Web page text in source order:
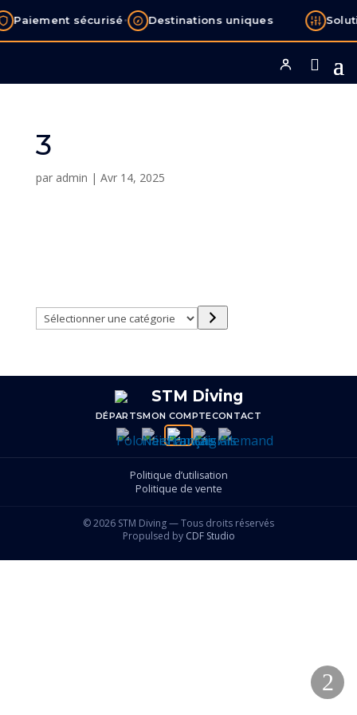
Paiement sécurisé• Destinations uniques
3
par admin | Avr 14, 2025
Sélectionner
DÉPARTSMON COMPTECONTACT
Politique d’utilisation
Politique de vente
© 2026 STM Diving — Tous droits réservés
Propulsed by CDF Studio